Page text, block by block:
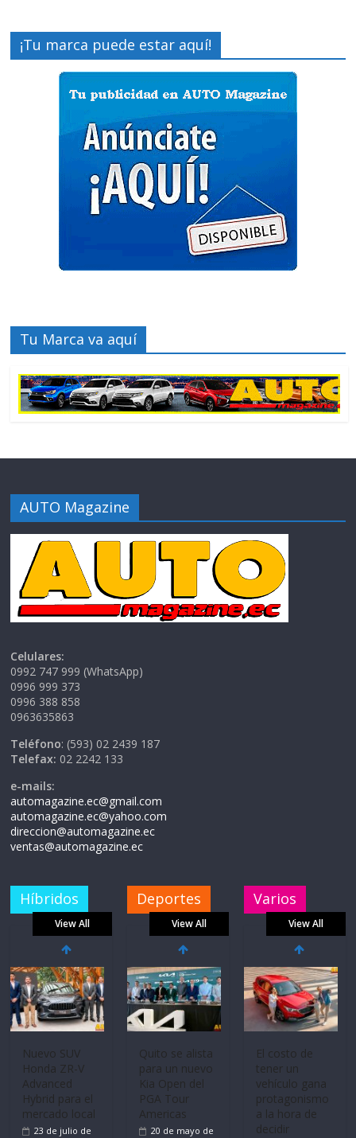
¡Tu marca puede estar aquí!
Tu Marca va aquí
AUTO Magazine
Celulares:
0992 747 999 (WhatsApp)
0996 999 373
0996 388 858
0963635863
Teléfono: (593) 02 2439 187
Telefax: 02 2242 133
e-mails:
automagazine.ec@gmail.com
automagazine.ec@yahoo.com
direccion@automagazine.ec
ventas@automagazine.ec
Híbridos
View All
Nuevo SUV
Honda ZR-V
Advanced
Hybrid para el
mercado local
23 de julio de
Deportes
View All
Quito se alista
para un nuevo
Kia Open del
PGA Tour
Americas
20 de mayo de
Varios
View All
El costo de
tener un
vehículo gana
protagonismo
a la hora de
decidir